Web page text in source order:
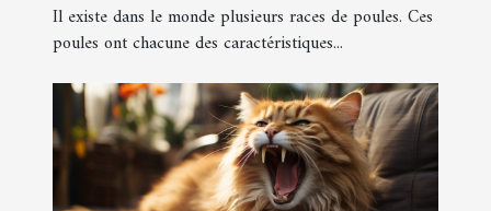
Il existe dans le monde plusieurs races de poules. Ces
poules ont chacune des caractéristiques...